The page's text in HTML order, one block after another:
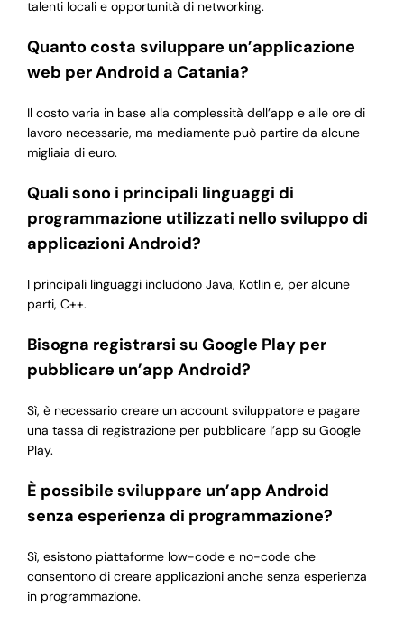
talenti locali e opportunità di networking.
Quanto costa sviluppare un’applicazione
web per Android a Catania?
Il costo varia in base alla complessità dell’app e alle ore di
lavoro necessarie, ma mediamente può partire da alcune
migliaia di euro.
Quali sono i principali linguaggi di
programmazione utilizzati nello sviluppo di
applicazioni Android?
I principali linguaggi includono Java, Kotlin e, per alcune
parti, C++.
Bisogna registrarsi su Google Play per
pubblicare un’app Android?
Sì, è necessario creare un account sviluppatore e pagare
una tassa di registrazione per pubblicare l’app su Google
Play.
È possibile sviluppare un’app Android
senza esperienza di programmazione?
Sì, esistono piattaforme low-code e no-code che
consentono di creare applicazioni anche senza esperienza
in programmazione.